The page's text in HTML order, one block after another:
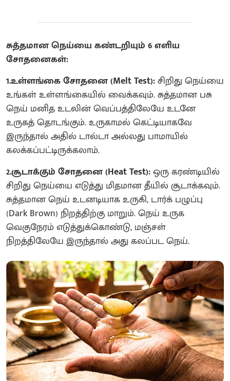
சுத்தமான நெய்யை கண்டறியும் 6 எளிய
சோதனைகள்:
1.உள்ளங்கை சோதனை (Melt Test):சிறிது நெய்யை
உங்கள் உள்ளங்கையில் வைக்கவும். சுத்தமான பசு
நெய் மனித உடலின் வெப்பத்திலேயே உடனே
உருகத் தொடங்கும். உருகாமல் கெட்டியாகவே
இருந்தால் அதில் டால்டா அல்லது பாமாயில்
கலக்கப்பட்டிருக்கலாம்.
2.சூடாக்கும் சோதனை (Heat Test):ஒரு கரண்டியில்
சிறிது நெய்யை எடுத்து மிதமான தீயில் சூடாக்கவும்.
சுத்தமான நெய் உடனடியாக உருகி, டார்க் பழுப்பு
(Dark Brown) நிறத்திற்கு மாறும். நெய் உருக
வெகுநேரம் எடுத்துக்கொண்டு, மஞ்சள்
நிறத்திலேயே இருந்தால் அது கலப்பட நெய்.